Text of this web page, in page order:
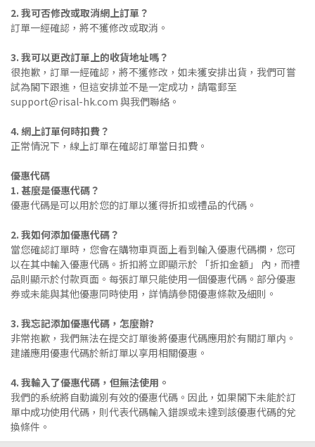
2. 我可否修改或取消網上訂單？
訂單一經確認，將不獲修改或取消。
3. 我可以更改訂單上的收貨地址嗎？
很抱歉，訂單一經確認，將不獲修改，如未獲安排出貨，我們可嘗
試為閣下跟進，但這安排並不是一定成功，請電郵至
support@risal-hk.com 與我們聯絡。
4. 網上訂單何時扣費？
正常情況下，線上訂單在確認訂單當日扣費。
優惠代碼
1. 甚麼是優惠代碼？
優惠代碼是可以用於您的訂單以獲得折扣或禮品的代碼。
2. 我如何添加優惠代碼？
當您確認訂單時，您會在購物車頁面上看到輸入優惠代碼欄，您可
以在其中輸入優惠代碼。折扣將立即顯示於 「折扣金額」 內，而禮
品則顯示於付款頁面。每張訂單只能使用一個優惠代碼。部分優惠
券或未能與其他優惠同時使用，詳情請參閱優惠條款及細則。
3. 我忘記添加優惠代碼，怎麼辦?
非常抱歉，我們無法在提交訂單後將優惠代碼應用於有關訂單内。
建議應用優惠代碼於新訂單以享用相關優惠。
4. 我輸入了優惠代碼，但無法使用。
我們的系統將自動識別有效的優惠代碼。因此，如果閣下未能於訂
單中成功使用代碼，則代表代碼輸入錯誤或未達到該優惠代碼的兌
換條件。